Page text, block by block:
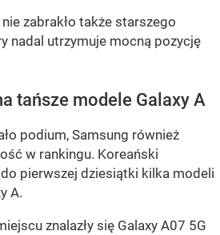
zabrakło także starszego
nadal utrzymuje mocną pozycję
tańsze modele Galaxy A
podium, Samsung również
w rankingu. Koreański
pierwszej dziesiątki kilka modeli
A.
znalazły się Galaxy A07 5G